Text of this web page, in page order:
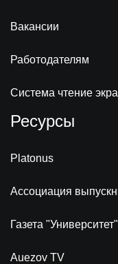
Вакансии
Работодателям
Система чтение
Ресурсы
Platonus
Ассоциация
Газета "Университет"
Auezov TV